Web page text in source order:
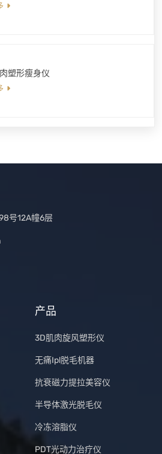
塑形瘦身仪
号12A幢6层
产品
3D肌肉旋风塑形仪
无痛Ipl脱毛机器
抗衰磁力提拉美容仪
半导体激光脱毛仪
冷冻溶脂仪
PDT光动力治疗仪